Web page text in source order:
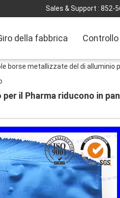
Sales & Support : 852-
della fabbrica
borse metallizzate del di alluminio
il Pharma riducono in